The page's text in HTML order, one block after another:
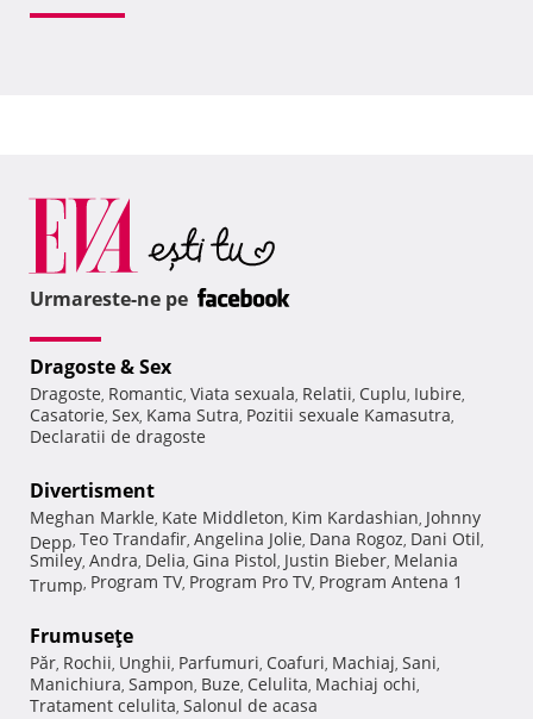
Urmareste-ne pe
Dragoste & Sex
Dragoste, Romantic, Viata sexuala, Relatii, Cuplu, Iubire,
Casatorie, Sex, Kama Sutra, Pozitii sexuale Kamasutra,
Declaratii de dragoste
Divertisment
Meghan Markle, Kate Middleton, Kim Kardashian, Johnny
Depp, Teo Trandafir, Angelina Jolie, Dana Rogoz, Dani Otil,
Smiley, Andra, Delia, Gina Pistol, Justin Bieber, Melania
Trump, Program TV, Program Pro TV, Program Antena 1
Frumuseţe
Păr, Rochii, Unghii, Parfumuri, Coafuri, Machiaj, Sani,
Manichiura, Sampon, Buze, Celulita, Machiaj ochi,
Tratament celulita, Salonul de acasa